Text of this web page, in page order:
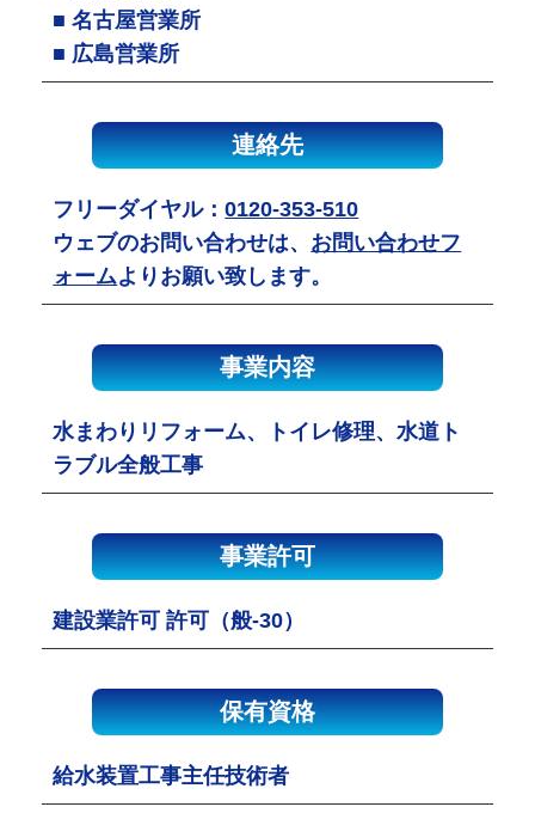
■ 名古屋営業所
■ 広島営業所
連絡先
フリーダイヤル：0120-353-510
ウェブのお問い合わせは、 お問い合わせフ
ォームよりお願い致します。
事業内容
水まわりリフォーム、トイレ修理、水道ト
ラブル全般工事
事業許可
建設業許可 許可（般-30）
保有資格
給水装置工事主任技術者